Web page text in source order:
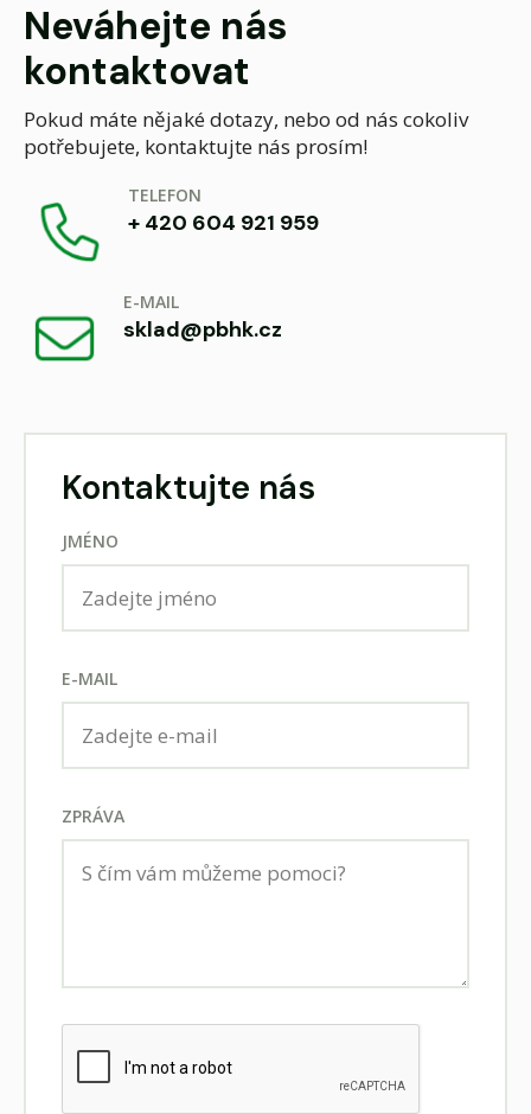
Neváhejte nás
kontaktovat
Pokud máte nějaké dotazy, nebo od nás cokoliv
potřebujete, kontaktujte nás prosím!
TELEFON
+ 420 604 921 959
E-MAIL
sklad@pbhk.cz
Kontaktujte nás
JMÉNO
E-MAIL
ZPRÁVA